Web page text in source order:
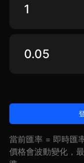
當前匯率 = 即時匯
價格會波動變化，